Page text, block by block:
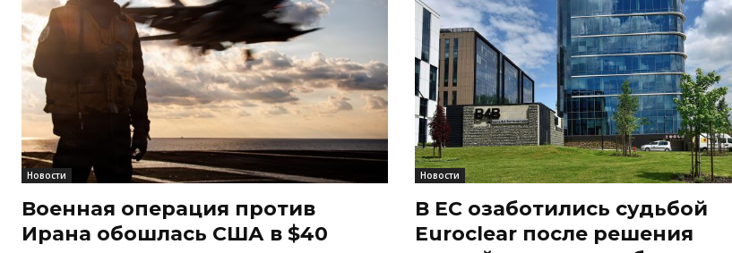
Новости
Военная операция против
Ирана обошлась США в $40
Новости
В ЕС озаботились судьбой
Euroclear после решения